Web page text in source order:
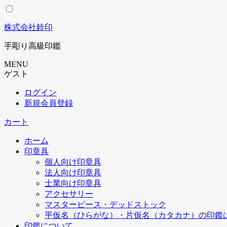
コ
テ
ン
ツ
に
ス
株式会社鈴印
手彫り高級印鑑
MENU
ゲスト
ログイン
新規会員登録
カート
ホーム
印章具
個人向け印章具
法人向け印章具
士業向け印章具
アクセサリー
マスターピース・デッドストック
平仮名（ひらがな）・片仮名（カタカナ）の印鑑